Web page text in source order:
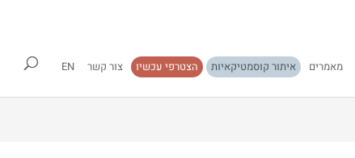
מאמרים איתור קוסמטיקאיות הצטרפי עכשיו צור קשר EN